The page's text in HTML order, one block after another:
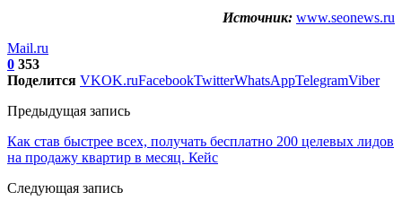
Источник: www.seonews.ru
Mail.ru
0 353
Поделится VKOK.ruFacebookTwitterWhatsAppTelegramViber
Предыдущая запись
Как став быстрее всех, получать бесплатно 200 целевых лидов
на продажу квартир в месяц. Кейс
Следующая запись